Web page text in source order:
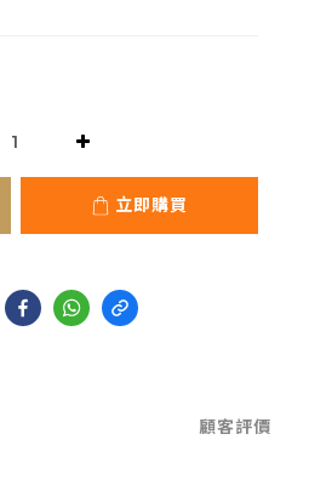
立即購買
顧客評價